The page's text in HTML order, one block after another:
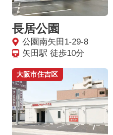
長居公園
公園南矢田1-29-8
矢田駅 徒歩10分
大阪市住吉区